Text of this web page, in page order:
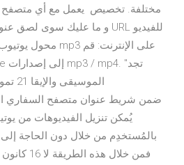
مختلفة. تخصيص يعمل مع أي متصفح
يُمكن تنزيل الفيديوهات من
بالمُستخدِم من خلال دون الحاجة